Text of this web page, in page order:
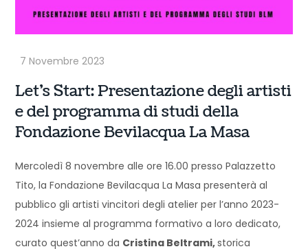
Let’s Start: Presentazione degli artisti
e del programma di studi della
Fondazione Bevilacqua La Masa
Mercoledì 8 novembre alle ore 16.00 presso Palazzetto
Tito, la Fondazione Bevilacqua La Masa presenterà al
pubblico gli artisti vincitori degli atelier per l’anno 2023-
2024 insieme al programma formativo a loro dedicato,
curato quest’anno da Cristina Beltrami,storica